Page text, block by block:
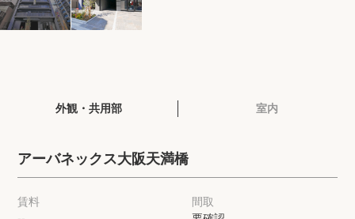
保存した検索条件
店舗・スタッフ紹介
希望条件を伝えてプロに探してもらう
外観・共用部 室内
アーバネックス大阪天満橋
賃料
間取